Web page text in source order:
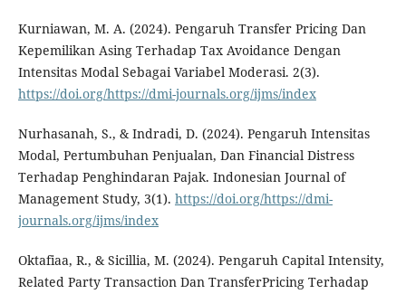
Kurniawan, M. A. (2024). Pengaruh Transfer Pricing Dan
Kepemilikan Asing Terhadap Tax Avoidance Dengan
Intensitas Modal Sebagai Variabel Moderasi. 2(3).
https://doi.org/https://dmi-journals.org/ijms/index
Nurhasanah, S., & Indradi, D. (2024). Pengaruh Intensitas
Modal, Pertumbuhan Penjualan, Dan Financial Distress
Terhadap Penghindaran Pajak. Indonesian Journal of
Management Study, 3(1). https://doi.org/https://dmi-
journals.org/ijms/index
Oktafiaa, R., & Sicillia, M. (2024). Pengaruh Capital Intensity,
Related Party Transaction Dan TransferPricing Terhadap